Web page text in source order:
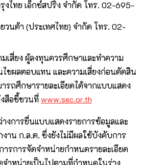
ไทย เอ็กซ์สปริง จำกัด โทร. 02-695-
นต้า (ประเทศไทย) จำกัด โทร. 02-
เสี่ยง ผู้ลงทุนควรศึกษาและทำความ
ขผลตอบแทน และความเสี่ยงก่อนตัดสิน
รถศึกษารายละเอียดได้จากแบบแสดง
สือชี้ชวนที่www.sec.or.th
งการยื่นแบบแสดงรายการข้อมูลและ
าน ก.ล.ต. ซึ่งยังไม่มีผลใช้บังคับการ
รการจัดจำหน่ายกำหนดรายละเอียด
จำหน่ายเป็นไปตามที่กำหนดในร่าง